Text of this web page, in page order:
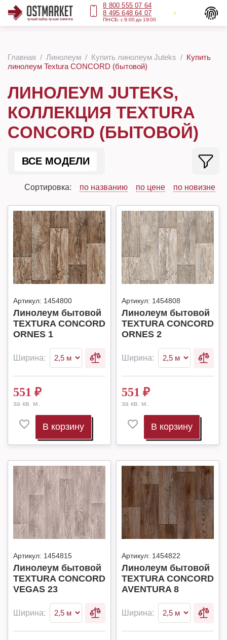
8 800 555 07 64
8 495 648 64 07
ПН-СБ: с 9:00 до 19:00
Главная Линолеум Купить линолеум Juteks
Купить
линолеум Textura CONCORD (бытовой)
ЛИНОЛЕУМ JUTEKS,
КОЛЛЕКЦИЯ TEXTURA
CONCORD (БЫТОВОЙ)
ВСЕ МОДЕЛИ
Сортировка: по названию по цене по новизне
Артикул: 1454800
Линолеум бытовой
TEXTURA CONCORD
ORNES 1
Ширина:
551 ₽
за кв. м.
В корзину
Артикул: 1454808
Линолеум бытовой
TEXTURA CONCORD
ORNES 2
Ширина:
551 ₽
за кв. м.
В корзину
Артикул: 1454815
Линолеум бытовой
TEXTURA CONCORD
VEGAS 23
Ширина:
Артикул: 1454822
Линолеум бытовой
TEXTURA CONCORD
AVENTURA 8
Ширина: